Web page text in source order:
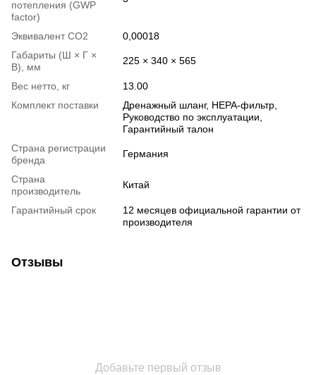
потепления (GWP
factor)
Эквивалент СО2
0,00018
Габариты (Ш × Г ×
В), мм
225 × 340 × 565
Вес нетто, кг
13.00
Комплект поставки
Дренажный шланг, HEPA-фильтр,
Руководство по эксплуатации,
Гарантийный талон
Страна регистрации
бренда
Германия
Страна
производитель
Китай
Гарантийный срок
12 месяцев официальной гарантии от
производителя
Отзывы
Добавьте первый отзыв